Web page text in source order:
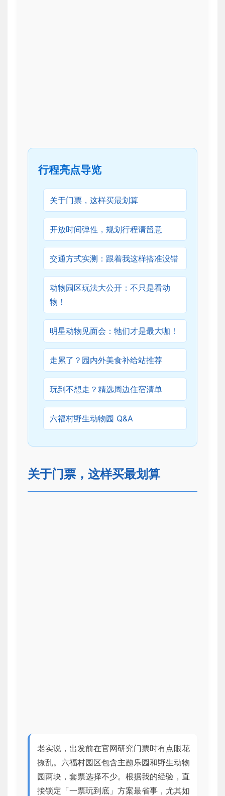
行程亮点导览
关于门票，这样买最划算
开放时间弹性，规划行程请留意
交通方式实测：跟着我这样搭准没错
动物园区玩法大公开：不只是看动
物！
明星动物见面会：牠们才是最大咖！
走累了？园内外美食补给站推荐
玩到不想走？精选周边住宿清单
六福村野生动物园 Q&A
关于门票，这样买最划算
老实说，出发前在官网研究门票时有点眼花
撩乱。六福村园区包含主题乐园和野生动物
园两块，套票选择不少。根据我的经验，直
接锁定「一票玩到底」方案最省事，尤其如